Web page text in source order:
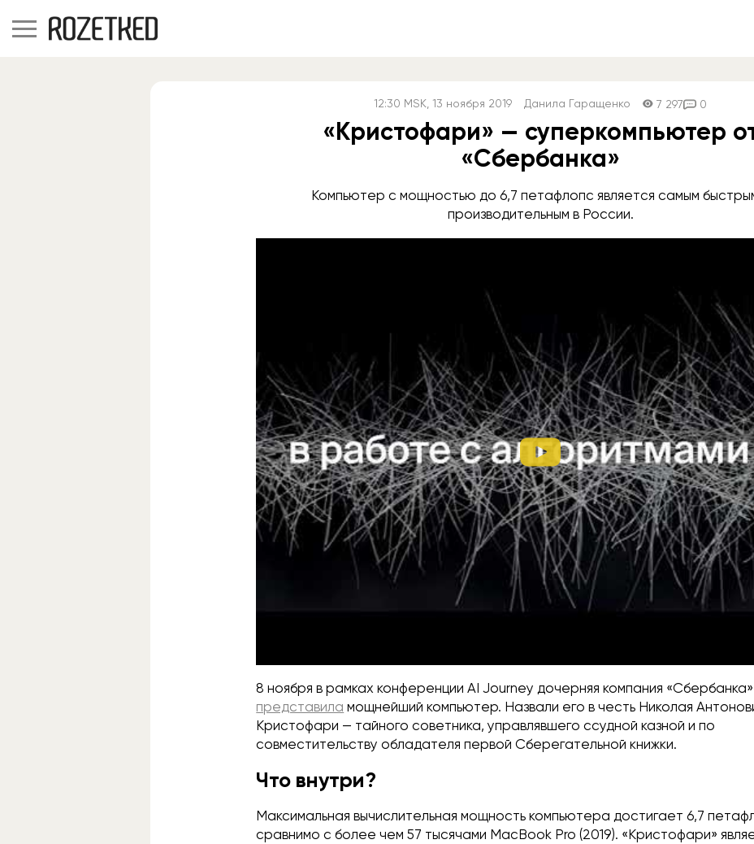
12:30 MSK , 13 ноября 2019 Данила Гаращенко 7 297 0
«Кристофари» — суперкомпьютер
«Сбербанка»
Компьютер с мощностью до 6,7 петафлопс является самым
производительным в России.
8 ноября в рамках конференции AI Journey дочерняя компания
представила мощнейший компьютер. Назвали его в честь Николая
Кристофари — тайного советника, управлявшего ссудной казной и по
совместительству обладателя первой Сберегательной книжки.
Что внутри?
Максимальная вычислительная мощность компьютера достигает 6,7
сравнимо с более чем 57 тысячами MacBook Pro (2019). «Кристофари»